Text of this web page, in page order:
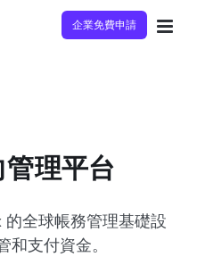
企業免費申請
理平台
全球帳務管理基礎設
支付資金。